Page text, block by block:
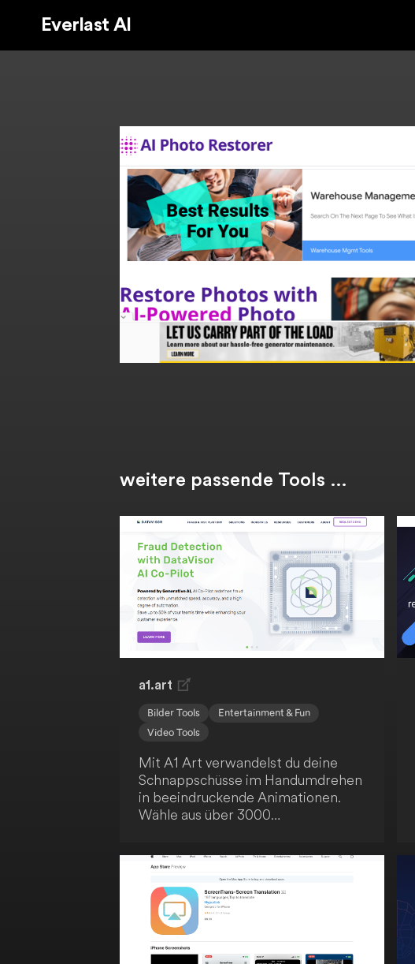
Everlast AI
weitere passende Tools …
a1.art
Bilder Tools
Entertainment & Fun
Video Tools
Mit A1 Art verwandelst du deine
Schnappschüsse im Handumdrehen
in beeindruckende Animationen.
Wähle aus über 3000
Videos zu animieren. Diese
innovative Plattform hebt die
Fotobearbeitung auf ein neues Level
und lässt deine Erinnerungen
legendär werden.